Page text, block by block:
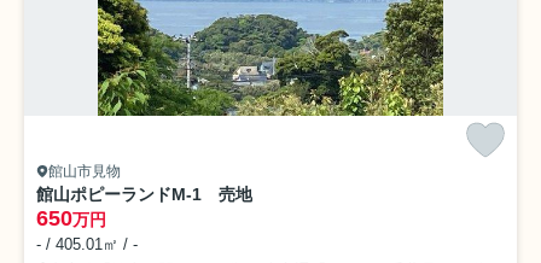
館山市見物
館山ポピーランドM-1 売地
650万円
- / 405.01㎡ / -